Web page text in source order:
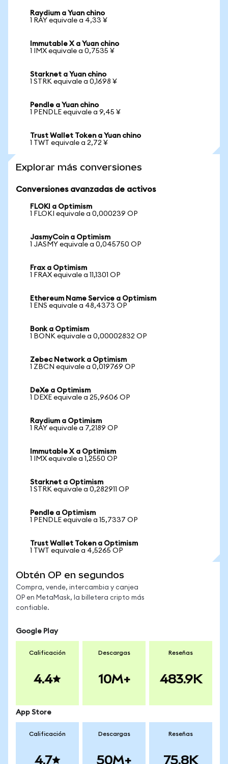
Raydium a Yuan chino
1 RAY equivale a 4,33 ¥
Immutable X a Yuan chino
1 IMX equivale a 0,7535 ¥
Starknet a Yuan chino
1 STRK equivale a 0,1698 ¥
Pendle a Yuan chino
1 PENDLE equivale a 9,45 ¥
Trust Wallet Token a Yuan chino
1 TWT equivale a 2,72 ¥
Explorar más conversiones
Conversiones avanzadas de activos
FLOKI a Optimism
1 FLOKI equivale a 0,000239 OP
JasmyCoin a Optimism
1 JASMY equivale a 0,045750 OP
Frax a Optimism
1 FRAX equivale a 11,1301 OP
Ethereum Name Service a Optimism
1 ENS equivale a 48,4373 OP
Bonk a Optimism
1 BONK equivale a 0,00002832 OP
Zebec Network a Optimism
1 ZBCN equivale a 0,019769 OP
DeXe a Optimism
1 DEXE equivale a 25,9606 OP
Raydium a Optimism
1 RAY equivale a 7,2189 OP
Immutable X a Optimism
1 IMX equivale a 1,2550 OP
Starknet a Optimism
1 STRK equivale a 0,282911 OP
Pendle a Optimism
1 PENDLE equivale a 15,7337 OP
Trust Wallet Token a Optimism
1 TWT equivale a 4,5265 OP
Obtén OP en segundos
Compra, vende, intercambia y canjea
OP en MetaMask, la billetera cripto más
confiable.
Google Play
Calificación
4.4
Descargas
10M+
Reseñas
483.9K
App Store
Calificación
4.7
Descargas
50M+
Reseñas
75.8K